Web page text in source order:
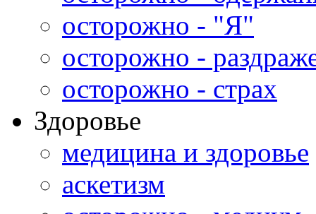
осторожно - "Я"
осторожно -
осторожно - страх
Здоровье
медицина и здоровье
аскетизм